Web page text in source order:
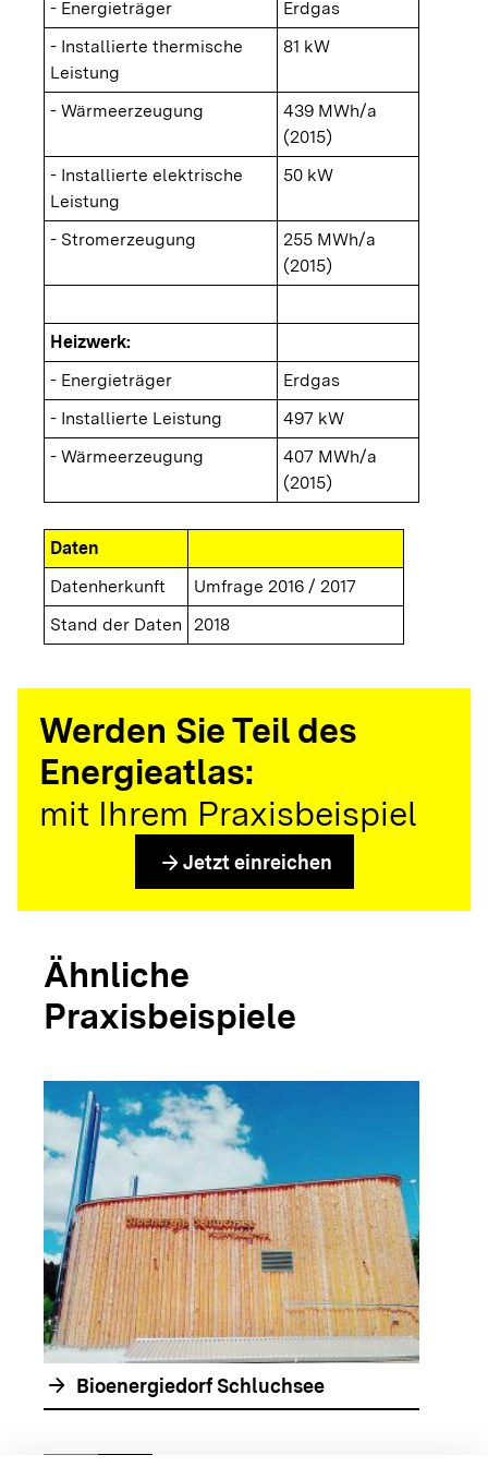
- Energieträger
Erdgas
- Installierte thermische
Leistung
81 kW
- Wärmeerzeugung
439 MWh/a
(2015)
- Installierte elektrische
Leistung
50 kW
- Stromerzeugung
255 MWh/a
(2015)
Heizwerk:
- Energieträger
Erdgas
- Installierte Leistung
497 kW
- Wärmeerzeugung
407 MWh/a
(2015)
Daten
Datenherkunft
Umfrage 2016 / 2017
Stand der Daten
2018
Werden Sie Teil des
Energieatlas:
mit Ihrem Praxisbeispiel
arrow_forward Jetzt einreichen
Ähnliche
Praxisbeispiele
arrow_forward Bioenergiedorf Schluchsee